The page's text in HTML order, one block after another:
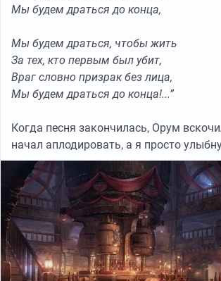
Мы будем драться до конца,
Мы будем драться, чтобы жить
За тех, кто первым был убит,
Враг словно призрак без лица,
Мы будем драться до конца!...”
Когда песня закончилась, Орум
начал аплодировать, а я просто